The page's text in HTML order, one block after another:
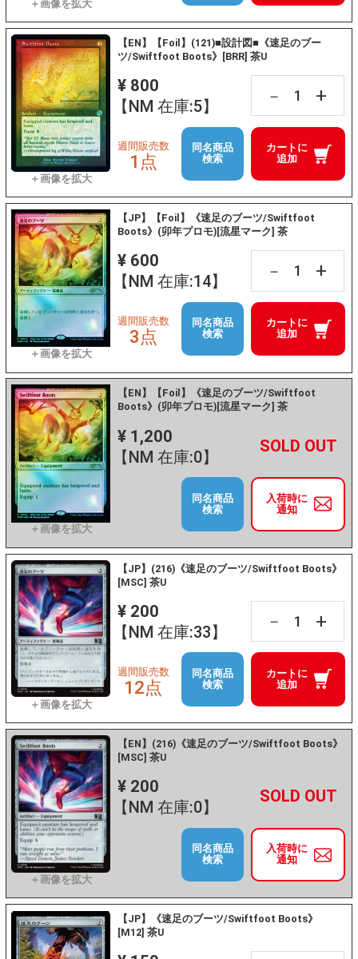
【EN】【Foil】(121)■設計図■《速足のブー
ツ/Swiftfoot Boots》[BRR] 茶U
¥ 800
【NM 在庫:5】
－ +
カートに
追加
週間販売数
1点
同名商品
検索
【JP】【Foil】《速足のブーツ/Swiftfoot
Boots》(卯年プロモ)[流星マーク] 茶
¥ 600
【NM 在庫:14】
－ +
カートに
追加
週間販売数
3点
同名商品
検索
【EN】【Foil】《速足のブーツ/Swiftfoot
Boots》(卯年プロモ)[流星マーク] 茶
¥ 1,200
【NM 在庫:0】
－ +
入荷時に
通知
同名商品
検索
【JP】(216)《速足のブーツ/Swiftfoot Boots》
[MSC] 茶U
¥ 200
【NM 在庫:33】
－ +
カートに
追加
週間販売数
12点
同名商品
検索
【EN】(216)《速足のブーツ/Swiftfoot Boots》
[MSC] 茶U
¥ 200
【NM 在庫:0】
－ +
入荷時に
通知
同名商品
検索
【JP】《速足のブーツ/Swiftfoot Boots》
[M12] 茶U